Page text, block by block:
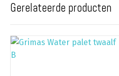
Gerelateerde producten